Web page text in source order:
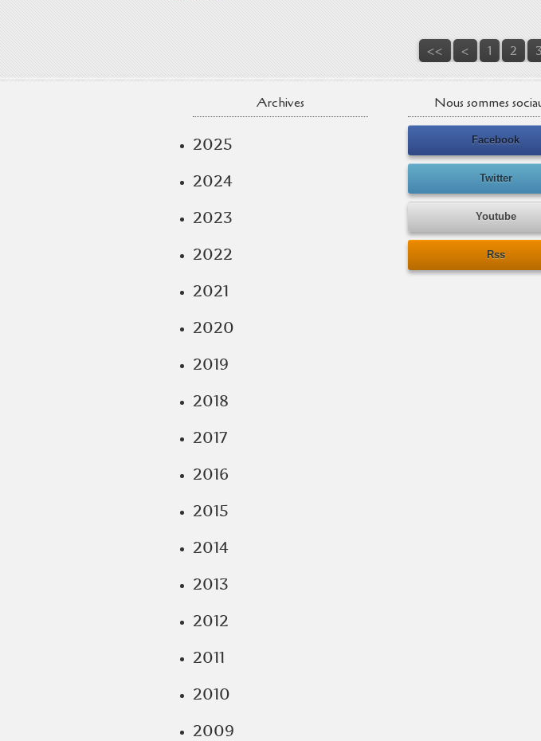
<< < 1 2 3
Archives
2025
2024
2023
2022
2021
2020
2019
2018
2017
2016
2015
2014
2013
2012
2011
2010
2009
Nous sommes
Facebook
Twitter
Youtube
Rss